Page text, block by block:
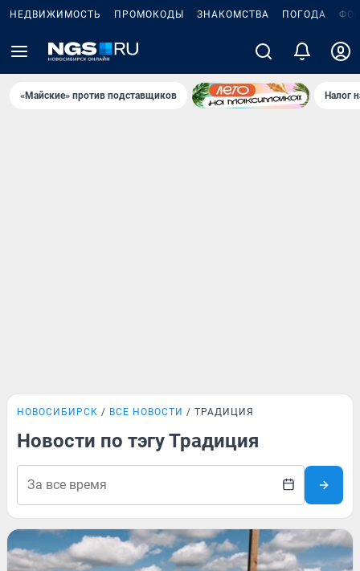
НЕДВИЖИМОСТЬ ПРОМОКОДЫ ЗНАКОМСТВА ПОГОДА
«Майские» против подставщиков Налог
НОВОСИБИРСК ВСЕ НОВОСТИ ТРАДИЦИЯ
Новости по тэгу Традиция